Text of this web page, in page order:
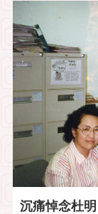
沉痛悼念杜